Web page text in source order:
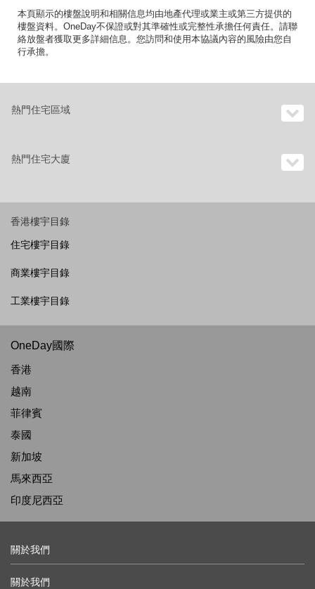
本頁顯示的樓盤說明和相關信息均由地產代理或業主或第三方提供的
樓盤資料。OneDay不保證或對其準確性或完整性承擔任何責任。請聯
絡放盤者獲取更多詳細信息。您訪問和使用本協議內容的風險由您自
行承擔。
熱門住宅區域
熱門住宅大廈
香港樓宇目錄
住宅樓宇目錄
商業樓宇目錄
工業樓宇目錄
OneDay國際
香港
越南
菲律賓
泰國
新加坡
馬來西亞
印度尼西亞
關於我們
關於我們